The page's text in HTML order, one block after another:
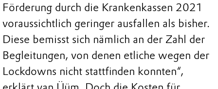
Förderung durch die Krankenkassen 2021
voraussichtlich geringer ausfallen als bisher.
Diese bemisst sich nämlich an der Zahl der
Begleitungen, von denen etliche wegen der
Lockdowns nicht stattfinden konnten“,